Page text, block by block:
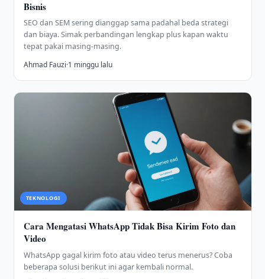
Bisnis
SEO dan SEM sering dianggap sama padahal beda strategi
dan biaya. Simak perbandingan lengkap plus kapan waktu
tepat pakai masing-masing.
Ahmad Fauzi·1 minggu lalu
TEKNOLOGI
Cara Mengatasi WhatsApp Tidak Bisa Kirim Foto dan
Video
WhatsApp gagal kirim foto atau video terus menerus? Coba
beberapa solusi berikut ini agar kembali normal.